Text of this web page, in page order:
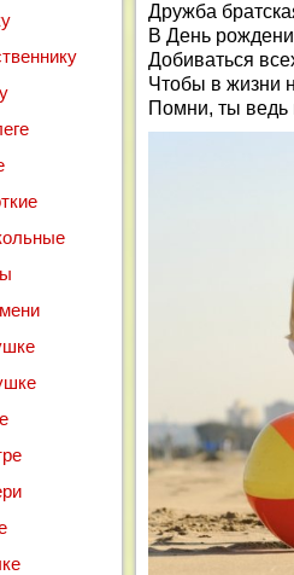
Дружба
В День
Добиваться
Чтобы в жизни
Помни, ты ведь